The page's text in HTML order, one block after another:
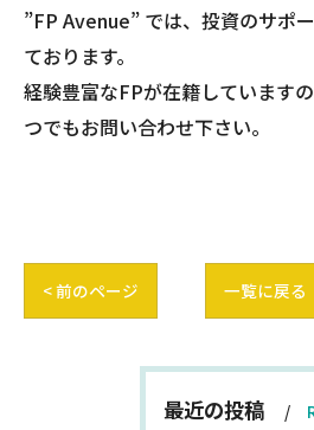
”FP Avenue” では、投資のサポ
ております。
経験豊富なFPが在籍しています
つでもお問い合わせ下さい。
< 前のページ 一覧に戻る
最近の投稿